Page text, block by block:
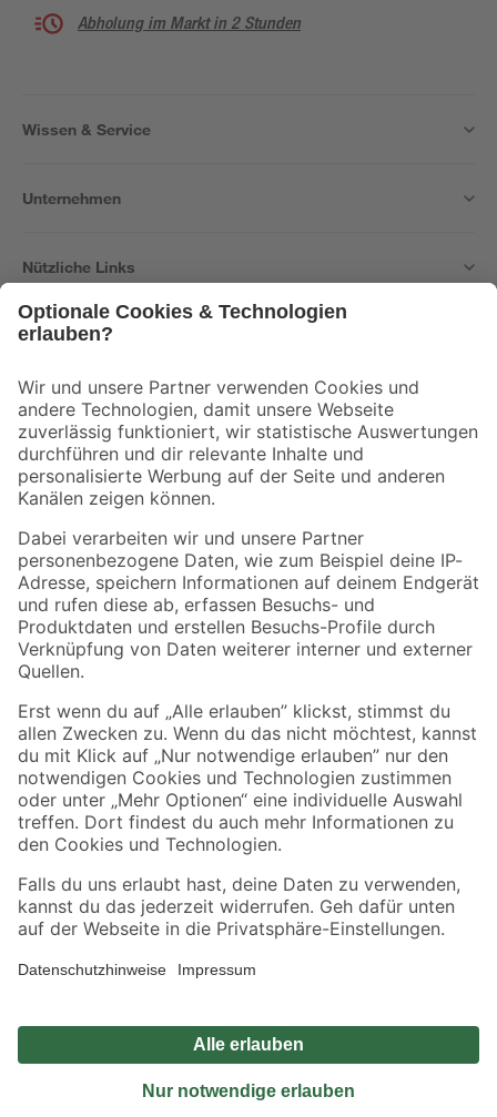
Abholung im Markt in 2 Stunden
Wissen & Service
Unternehmen
Nützliche Links
Der toom Newsletter: Keine Angebote und Aktionen mehr verpassen!
Zur Newsletter Anmeldung
Folge uns
Zahlungsarten Versandarten
Sicher einkaufen
Jetzt die toom-App herunterladen
Alle Preisangaben in EUR inkl. gesetzl. MwSt.. Die dargestellten Angebote sind unter
Umständen nicht in allen Märkten verfügbar. Die angegebenen Verfügbarkeiten beziehen
Produkte nur solange der Vorrat reicht.
*Paketversand ab 59 € versandkostenfrei, gilt nicht für Artikel mit Speditionsversand, hier
Privatsphäre Impressum
Nutzungsbedingungen
Widerrufsrecht
Vertrag widerrufen